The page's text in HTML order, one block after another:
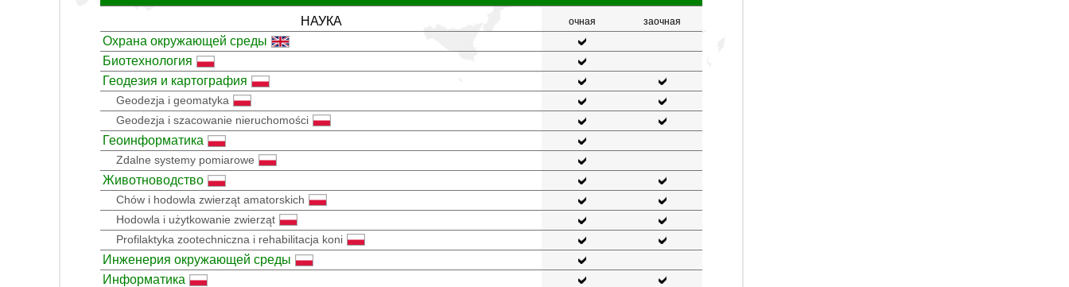
НАУКА очная заочная
Охрана окружающей среды
Биотехнология
Геодезия и картография
Geodezja i geomatyka
Geodezja i szacowanie nieruchomości
Геоинформатика
Zdalne systemy pomiarowe
Животноводство
Chów i hodowla zwierząt amatorskich
Hodowla i użytkowanie zwierząt
Profilaktyka zootechniczna i rehabilitacja koni
Инженерия окружающей среды
Информатика